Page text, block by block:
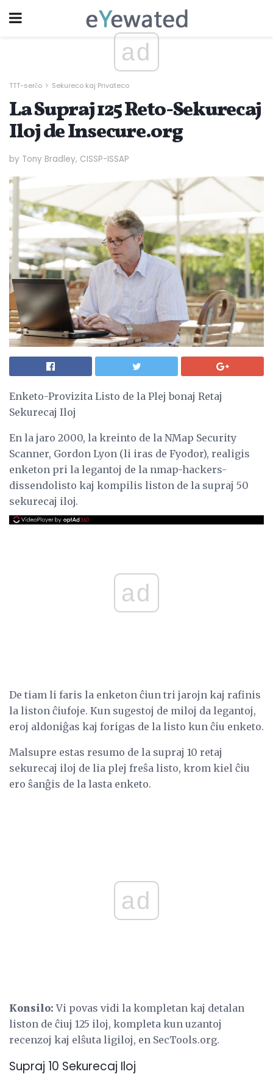
ad
TTT-serĉo Sekureco kaj Privateco
La Supraj 125 Reto-Sekurecaj
Iloj de Insecure.org
by Tony Bradley, CISSP-ISSAP
Enketo-Provizita Listo de la Plej bonaj Retaj
Sekurecaj Iloj
En la jaro 2000, la kreinto de la NMap Security
Scanner, Gordon Lyon (li iras de Fyodor), realigis
enketon pri la legantoj de la nmap-hackers-
dissendolisto kaj kompilis liston de la supraj 50
sekurecaj iloj.
ad
De tiam li faris la enketon ĉiun tri jarojn kaj rafinis
la liston ĉiufoje. Kun sugestoj de miloj da legantoj,
eroj aldoniĝas kaj forigas de la listo kun ĉiu enketo.
Malsupre estas resumo de la supraj 10 retaj
sekurecaj iloj de lia plej freŝa listo, krom kiel ĉiu
ero ŝanĝis de la lasta enketo.
ad
Konsilo: Vi povas vidi la kompletan kaj detalan
liston de ĉiuj 125 iloj, kompleta kun uzantoj
recenzoj kaj elŝuta ligiloj, en SecTools.org.
Supraj 10 Sekurecaj Iloj